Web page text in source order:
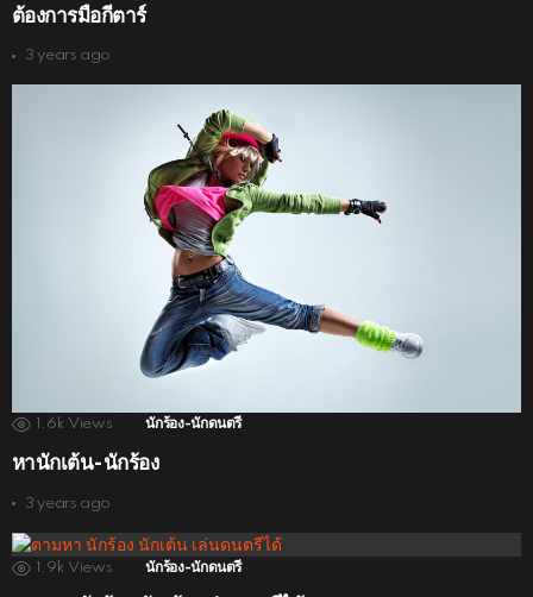
ต้องการมือกีตาร์
3 years ago
1.6k Views นักร้อง-นักดนตรี
หานักเต้น-นักร้อง
3 years ago
1.9k Views นักร้อง-นักดนตรี